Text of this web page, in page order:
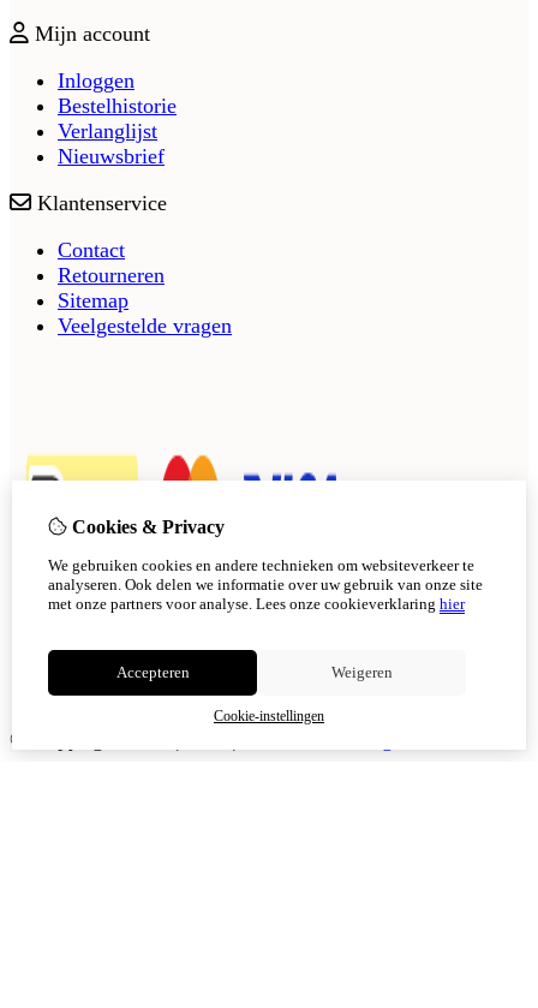
Mijn account
Inloggen
Bestelhistorie
Verlanglijst
Nieuwsbrief
Klantenservice
Contact
Retourneren
Sitemap
Veelgestelde vragen
© Copyright 2026
Cookies & Privacy
We gebruiken cookies en andere technieken om websiteverkeer te
analyseren. Ook delen we informatie over uw gebruik van onze site
met onze partners voor analyse. Lees onze cookieverklaring hier
Accepteren Weigeren
Cookie-instellingen